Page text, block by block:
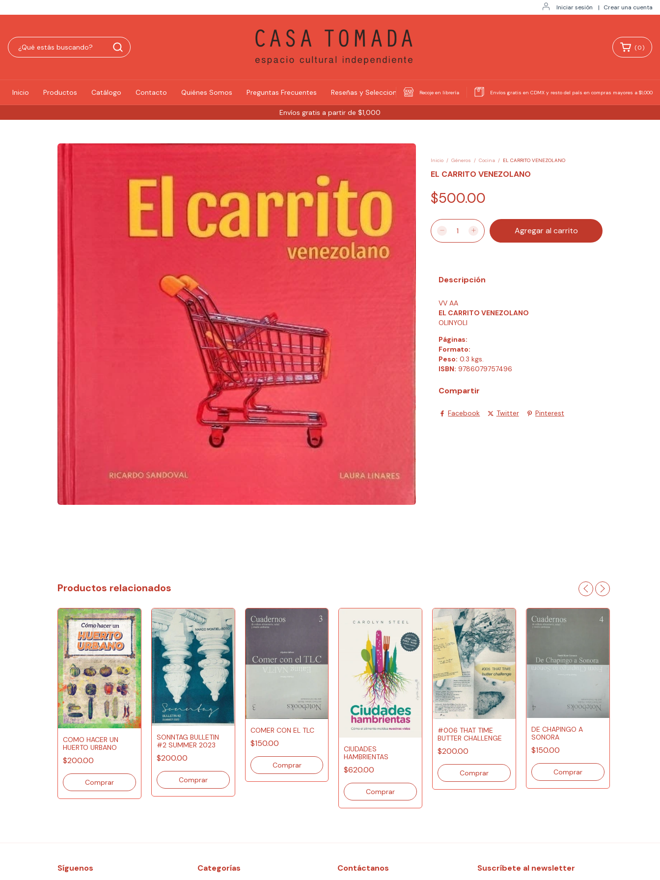
Iniciar sesión | Crear una cuenta
Envíos gratis a partir de $1,000
(0)
Inicio Productos Catálogo Contacto Quiénes Somos Preguntas Frecuentes Reseñas y Selecciones Recoje en librería Envíos gratis en CDMX y resto del país en compras mayores a $1,000
Inicio / Géneros / Cocina / EL CARRITO VENEZOLANO
EL CARRITO VENEZOLANO
$500.00
Descripción
VV AA
EL CARRITO VENEZOLANO
OLINYOLI
Páginas:
Formato:
Peso: 0.3 kgs.
ISBN: 9786079757496
Compartir
Facebook Twitter Pinterest
Productos relacionados
COMO HACER UN
HUERTO URBANO
$200.00
SONNTAG BULLETIN
#2 SUMMER 2023
$200.00
COMER CON EL TLC
$150.00
CIUDADES
HAMBRIENTAS
$620.00
#006 THAT TIME
BUTTER CHALLENGE
$200.00
DE CHAPINGO A
SONORA
$150.00
Síguenos Categorías Contáctanos Suscríbete al newsletter